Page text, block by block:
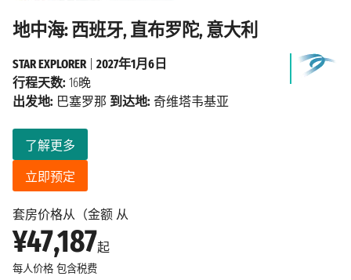
地中海: 西班牙, 直布罗陀, 意大利
套房价格从（金额 从
¥47,187起
每人价格 包含税费
了解更多
立即预定
STAR EXPLORER| 2027年1月6日
行程天数: 16晚
出发地: 巴塞罗那 到达地: 奇维塔韦基亚